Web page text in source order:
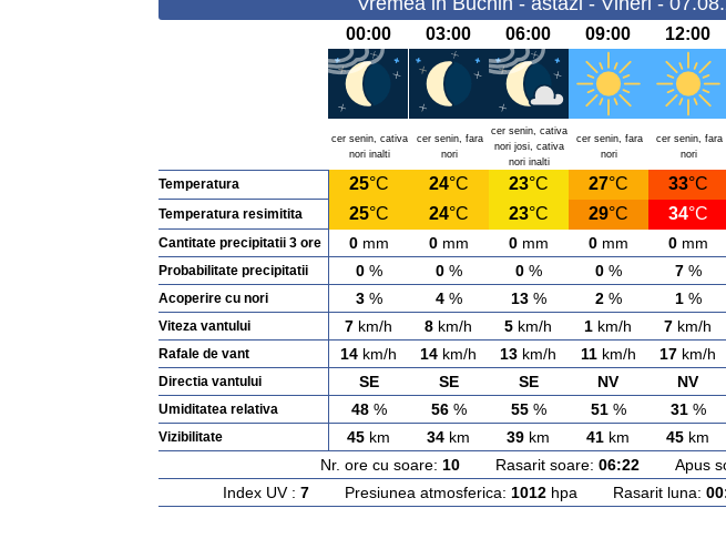
00:00 03:00 06:00 09:00 12:00
cer senin, cativa
nori inalti
cer senin, fara
nori
cer senin, cativa
nori josi, cativa
nori inalti
cer senin, fara
nori
cer senin, fara
nori
Temperatura 25°C 24°C 23°C 27°C 33°C
Temperatura resimitita 25°C 24°C 23°C 29°C 34°C
Cantitate precipitatii 3 ore 0mm 0mm 0mm 0mm 0mm
Probabilitate precipitatii 0% 0% 0% 0% 7%
Acoperire cu nori 3% 4% 13% 2% 1%
Viteza vantului 7 km/h 8 km/h 5 km/h 1 km/h 7 km/h
Rafale de vant 14 km/h 14 km/h 13 km/h 11km/h 17 km/h
Directia vantului SE SE SE NV NV
Umiditatea relativa 48% 56% 55% 51% 31%
Vizibilitate 45 km 34 km 39 km 41 km 45 km
Nr. ore cu soare: 10 Rasarit soare: 06:22 Apus
Index UV : 7 Presiunea atmosferica: 1012 hpa Rasarit luna: